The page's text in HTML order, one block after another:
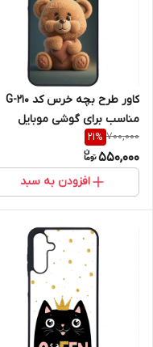
کاور طرح بچه خرس کد G-210
مناسب برای گوشی موبایل
سامسونگ Galaxy A16 4G / A16
5G
700,000
21%
550,000
افزودن به سبد